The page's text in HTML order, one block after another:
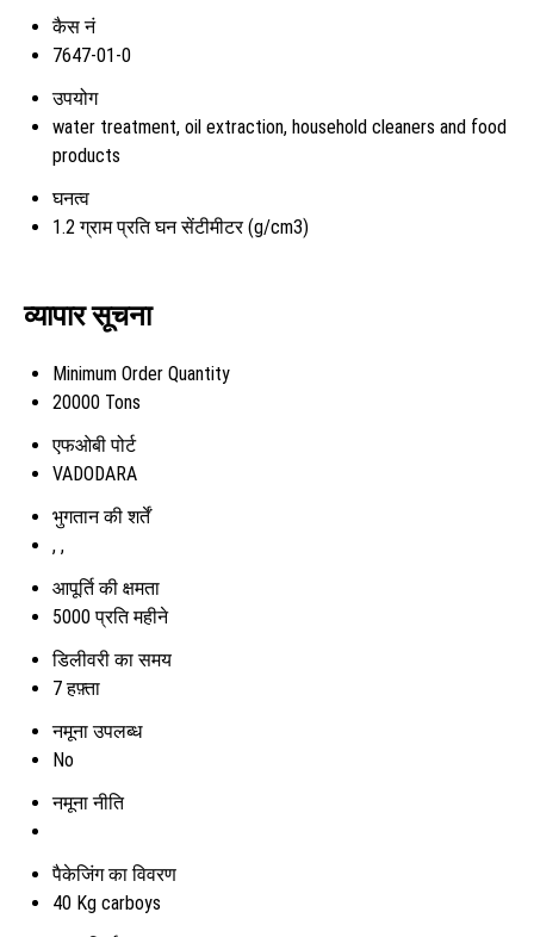
कैस नं
7647-01-0
उपयोग
water treatment, oil extraction, household cleaners and food
products
घनत्व
1.2 ग्राम प्रति घन सेंटीमीटर (g/cm3)
व्यापार सूचना
Minimum Order Quantity
20000 Tons
एफओबी पोर्ट
VADODARA
भुगतान की शर्तें
, ,
आपूर्ति की क्षमता
5000 प्रति महीने
डिलीवरी का समय
7 हफ़्ता
नमूना उपलब्ध
No
नमूना नीति
पैकेजिंग का विवरण
40 Kg carboys